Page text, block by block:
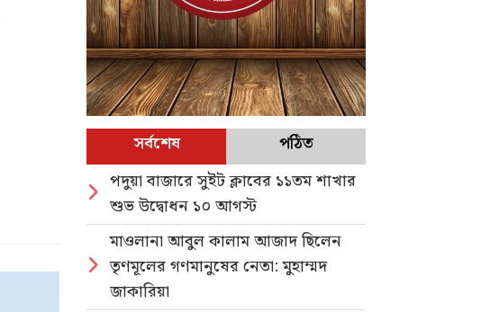
সর্বশেষ
পঠিত
পদুয়া বাজারে সুইট ক্লাবের ১১তম শাখার
শুভ উদ্বোধন ১০ আগস্ট
মাওলানা আবুল কালাম আজাদ ছিলেন
তৃণমূলের গণমানুষের নেতা: মুহাম্মদ
জাকারিয়া